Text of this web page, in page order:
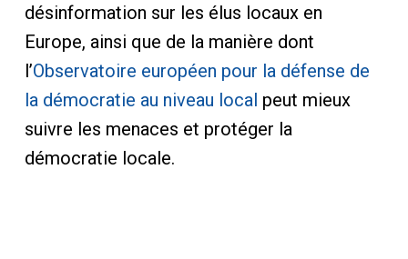
désinformation sur les élus locaux en
Europe, ainsi que de la manière dont
l’Observatoire européen pour la défense de
la démocratie au niveau local peut mieux
suivre les menaces et protéger la
démocratie locale.